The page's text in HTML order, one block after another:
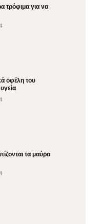
τρόφιμα για να
οφέλη του
τα μαύρα